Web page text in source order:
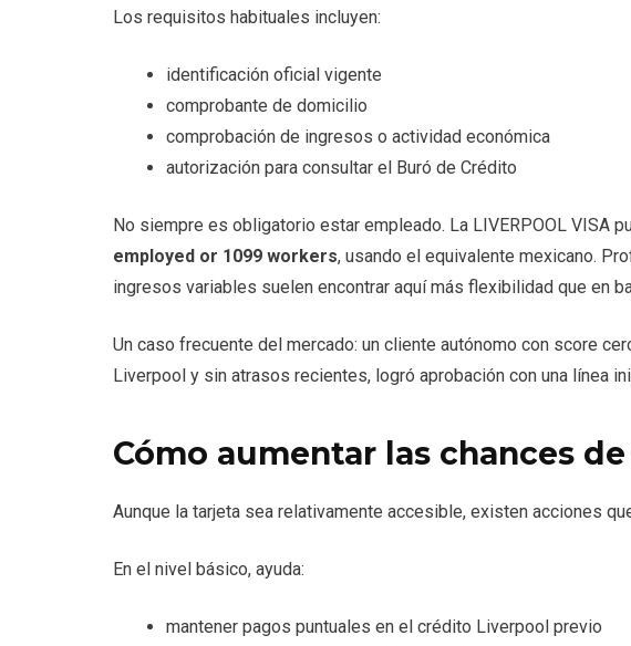
Los requisitos habituales incluyen:
identificación oficial vigente
comprobante de domicilio
comprobación de ingresos o actividad económica
autorización para consultar el Buró de Crédito
No siempre es obligatorio estar empleado. La LIVERPOOL VISA
employed or 1099 workers, usando el equivalente mexicano.
ingresos variables suelen encontrar aquí más flexibilidad que en
Un caso frecuente del mercado: un cliente autónomo con score
Liverpool y sin atrasos recientes, logró aprobación con una línea
Cómo aumentar las chances
Aunque la tarjeta sea relativamente accesible, existen acciones
En el nivel básico, ayuda:
mantener pagos puntuales en el crédito Liverpool previo